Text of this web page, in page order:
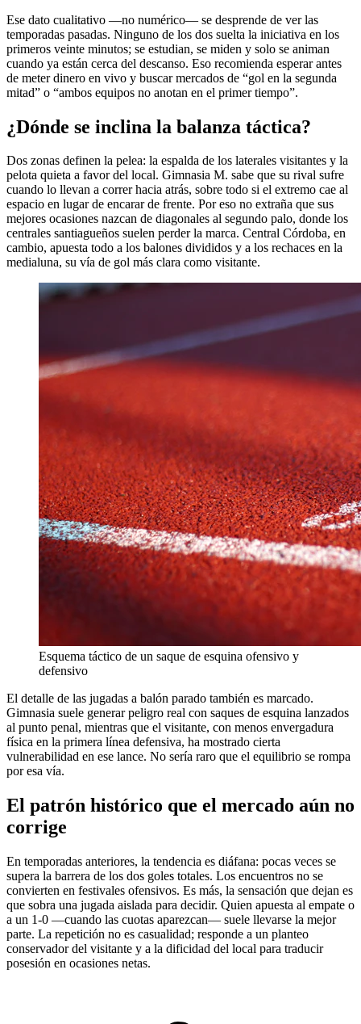
Ese dato cualitativo —no numérico— se desprende de ver las
temporadas pasadas. Ninguno de los dos suelta la iniciativa en los
primeros veinte minutos; se estudian, se miden y solo se animan
cuando ya están cerca del descanso. Eso recomienda esperar antes
de meter dinero en vivo y buscar mercados de “gol en la segunda
mitad” o “ambos equipos no anotan en el primer tiempo”.
¿Dónde se inclina la balanza táctica?
Dos zonas definen la pelea: la espalda de los laterales visitantes y la
pelota quieta a favor del local. Gimnasia M. sabe que su rival sufre
cuando lo llevan a correr hacia atrás, sobre todo si el extremo cae al
espacio en lugar de encarar de frente. Por eso no extraña que sus
mejores ocasiones nazcan de diagonales al segundo palo, donde los
centrales santiagueños suelen perder la marca. Central Córdoba, en
cambio, apuesta todo a los balones divididos y a los rechaces en la
medialuna, su vía de gol más clara como visitante.
Esquema táctico de un saque de esquina ofensivo y
defensivo
El detalle de las jugadas a balón parado también es marcado.
Gimnasia suele generar peligro real con saques de esquina lanzados
al punto penal, mientras que el visitante, con menos envergadura
física en la primera línea defensiva, ha mostrado cierta
vulnerabilidad en ese lance. No sería raro que el equilibrio se rompa
por esa vía.
El patrón histórico que el mercado aún no
corrige
En temporadas anteriores, la tendencia es diáfana: pocas veces se
supera la barrera de los dos goles totales. Los encuentros no se
convierten en festivales ofensivos. Es más, la sensación que dejan es
que sobra una jugada aislada para decidir. Quien apuesta al empate o
a un 1-0 —cuando las cuotas aparezcan— suele llevarse la mejor
parte. La repetición no es casualidad; responde a un planteo
conservador del visitante y a la dificidad del local para traducir
posesión en ocasiones netas.